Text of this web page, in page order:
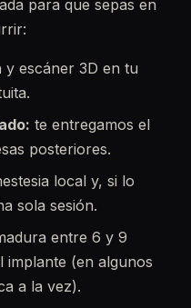
para que sepas en
y escáner 3D en tu
te entregamos el
posteriores.
local y, si lo
sola sesión.
entre 6 y 9
implante (en algunos
a la vez).